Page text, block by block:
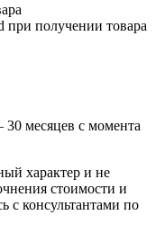
при получении товара
месяцев с момента
характер и не
стоимости и
с консультантами по